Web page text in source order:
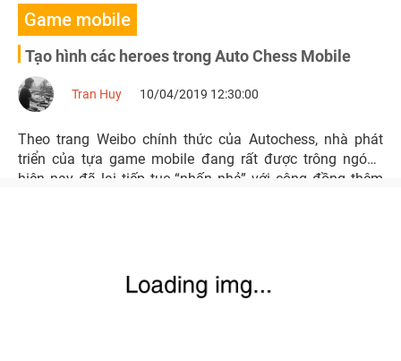
Game mobile
Tạo hình các heroes trong Auto Chess Mobile
Tran Huy 10/04/2019 12:30:00
Theo trang Weibo chính thức của Autochess, nhà phát
triển của tựa game mobile đang rất được trông ngóng
hiện nay đã lại tiếp tục “nhấn nhả” với cộng đồng thêm